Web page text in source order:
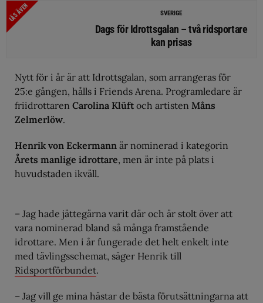
LÄS ÄVEN SVERIGE
Dags för Idrottsgalan – två ridsportare
kan prisas
Nytt för i år är att Idrottsgalan, som arrangeras för
25:e gången, hålls i Friends Arena. Programledare är
friidrottaren Carolina Klüftoch artisten Måns
Zelmerlöw.
Henrik von Eckermann är nominerad i kategorin
Årets manlige idrottare, men är inte på plats i
huvudstaden ikväll.
– Jag hade jättegärna varit där och är stolt över att
vara nominerad bland så många framstående
idrottare. Men i år fungerade det helt enkelt inte
med tävlingsschemat, säger Henrik till
Ridsportförbundet.
– Jag vill ge mina hästar de bästa förutsättningarna att